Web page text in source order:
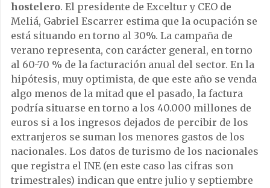
hostelero. El presidente de Exceltur y CEO de
Meliá, Gabriel Escarrer estima que la ocupación se
está situando en torno al 30%. La campaña de
verano representa, con carácter general, en torno
al 60-70 % de la facturación anual del sector. En la
hipótesis, muy optimista, de que este año se venda
algo menos de la mitad que el pasado, la factura
podría situarse en torno a los 40.000 millones de
euros si a los ingresos dejados de percibir de los
extranjeros se suman los menores gastos de los
nacionales. Los datos de turismo de los nacionales
que registra el INE (en este caso las cifras son
trimestrales) indican que entre julio y septiembre